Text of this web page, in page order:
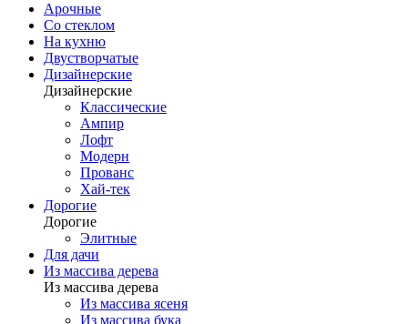
Арочные
Со стеклом
На кухню
Двустворчатые
Дизайнерские
Дизайнерские
Классические
Ампир
Лофт
Модерн
Прованс
Хай-тек
Дорогие
Дорогие
Элитные
Для дачи
Из массива дерева
Из массива дерева
Из массива ясеня
Из массива бука